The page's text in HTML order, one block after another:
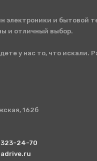
электроники и бытовой
и отличный выбор.
у нас то, что искали.
162б
24-70